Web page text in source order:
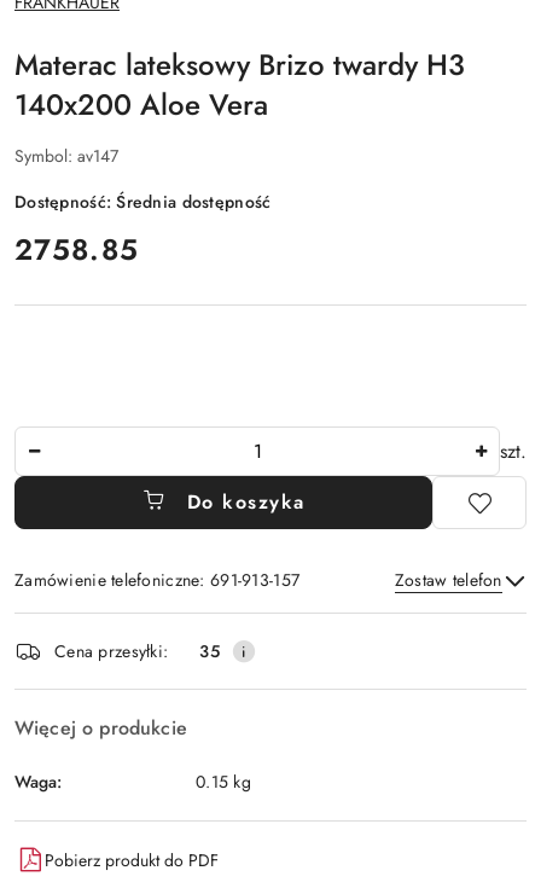
PRODUCENTA:
Materac lateksowy Brizo twardy H3
140x200 Aloe Vera
Symbol: av147
Dostępność:Średnia dostępność
cena:
2758.85
szt.
Do koszyka
Zamówienie telefoniczne: 691-913-157 Zostaw telefon
Wyślij
i
dostawa
Cena przesyłki: 35
Więcej o produkcie
Waga: 0.15 kg
Pobierz produkt do PDF